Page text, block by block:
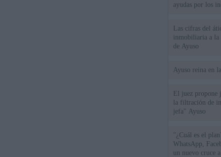
ayudas por los
Las cifras del
inmobiliaria a la
de Ayuso
Ayuso reina en
El juez propone
la filtración de
jefa" Ayuso
"¿Cuál es el
WhatsApp,
un nuevo cruce